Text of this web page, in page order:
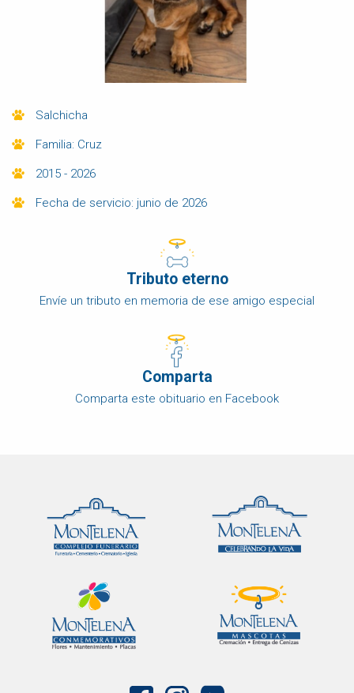
Salchicha
Familia: Cruz
2015 - 2026
Fecha de servicio: junio de 2026
Tributo eterno
Envíe un tributo en memoria de ese amigo especial
Comparta
Comparta este obituario en Facebook